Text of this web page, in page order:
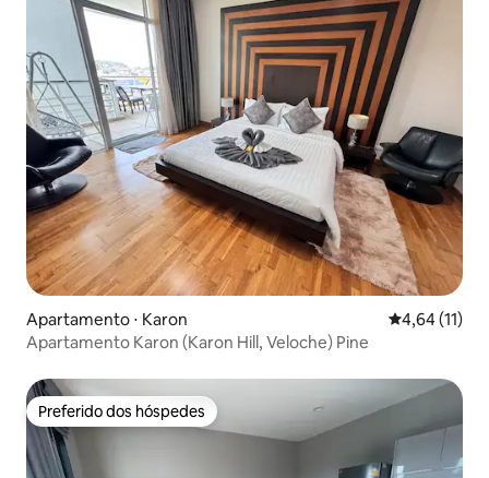
Apartamento ⋅ Karon 4,64 de uma
4,64 (11)
Apartamento Karon (Karon Hill, Veloche) Pine
Preferido dos hóspedes
Preferido dos hóspedes